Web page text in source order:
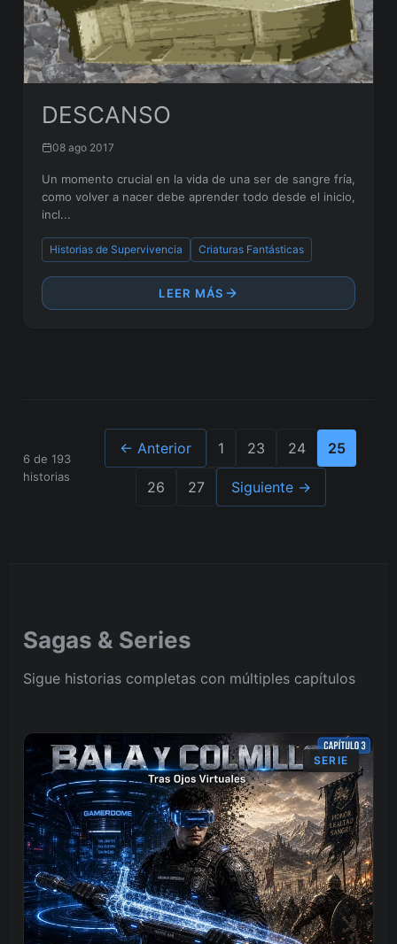
DESCANSO
08 ago 2017
Un momento crucial en la vida de una ser de sangre fría,
como volver a nacer debe aprender todo desde el inicio,
incl...
Historias de Supervivencia Criaturas Fantásticas
LEER MÁS
6 de 193
historias
← Anterior 1 23 24 25
26 27 Siguiente →
Sagas & Series
Sigue historias completas con múltiples capítulos
SERIE